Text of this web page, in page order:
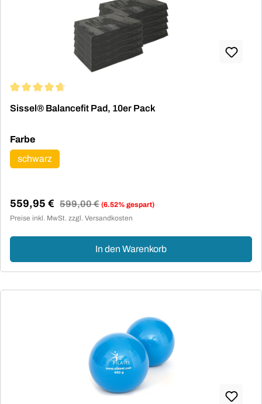
Sissel® Balancefit Pad, 10er Pack
Farbeauswählen
schwarz
Verkaufspreis:
559,95 € Regulärer Preis:
599,00 € (6.52% gespart)
Preise inkl. MwSt. zzgl. Versandkosten
In den Warenkorb